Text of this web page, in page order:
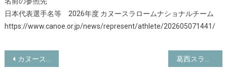
日本代表選手名等 2026年度 カヌースラロームナショナルチーム
https://www.canoe.or.jp/news/represent/athlete/202605071441/
投カヌースラローム ワールドカップ２０２６ 第１戦タッセンのカヤック競技の結果 葛西スラロームセンターはいつまで運営されるのか